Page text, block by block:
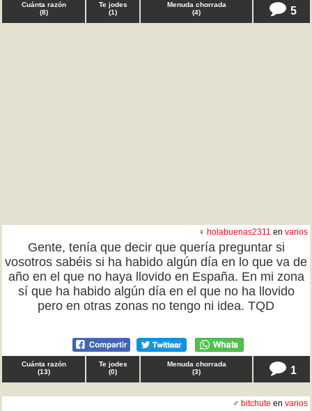
Cuánta razón
(8)
Te jodes
(1)
Menuda chorrada
(4) 5
♀ holabuenas2311 en varios
Gente, tenía que decir que quería preguntar si
vosotros sabéis si ha habido algún día en lo que va de
año en el que no haya llovido en España. En mi zona
sí que ha habido algún día en el que no ha llovido
pero en otras zonas no tengo ni idea. TQD
Cuánta razón
(13)
Te jodes
(0)
Menuda chorrada
(3) 1
♂ bitchute en varios